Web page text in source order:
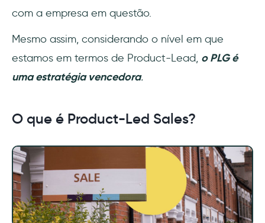
com a empresa em questão.
Mesmo assim, considerando o nível em que
estamos em termos de Product-Lead, o PLG é
uma estratégia vencedora.
O que é Product-Led Sales?